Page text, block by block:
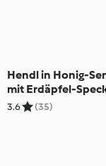
Hendl in Honig-
mit Erdäpfel-
3.6 (35)